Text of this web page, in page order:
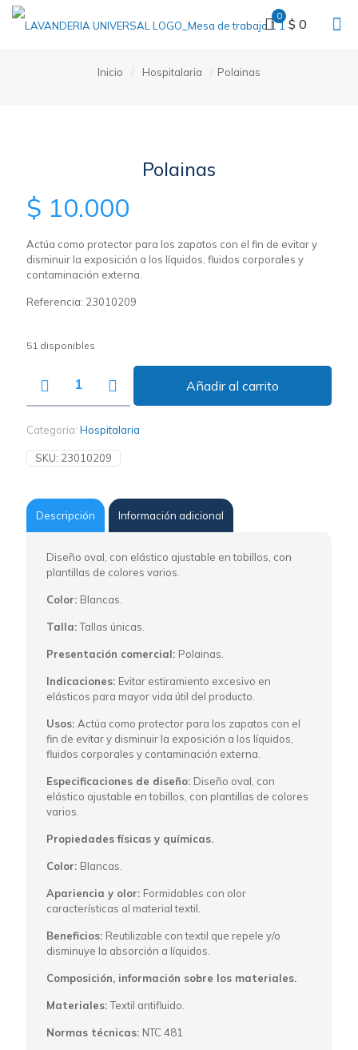
0 $ 0
Inicio / Hospitalaria / Polainas
Polainas
$ 10.000
Actúa como protector para los zapatos con el fin de evitar y
disminuir la exposición a los líquidos, fluidos corporales y
contaminación externa.
Referencia: 23010209
51 disponibles
Añadir al carrito
Categoría: Hospitalaria
SKU: 23010209
Descripción Información adicional
Diseño oval, con elástico ajustable en tobillos, con
plantillas de colores varios.
Color: Blancas.
Talla:Tallas únicas.
Presentación comercial: Polainas.
Indicaciones: Evitar estiramiento excesivo en
elásticos para mayor vida útil del producto.
Usos: Actúa como protector para los zapatos con el
fin de evitar y disminuir la exposición a los líquidos,
fluidos corporales y contaminación externa.
Especificaciones de diseño: Diseño oval, con
elástico ajustable en tobillos, con plantillas de colores
varios.
Propiedades físicas y químicas.
Color: Blancas.
Apariencia y olor: Formidables con olor
características al material textil.
Beneficios: Reutilizable con textil que repele y/o
disminuye la absorción a líquidos.
Composición, información sobre los materiales.
Materiales:Textil antifluido.
Normas técnicas: NTC 481